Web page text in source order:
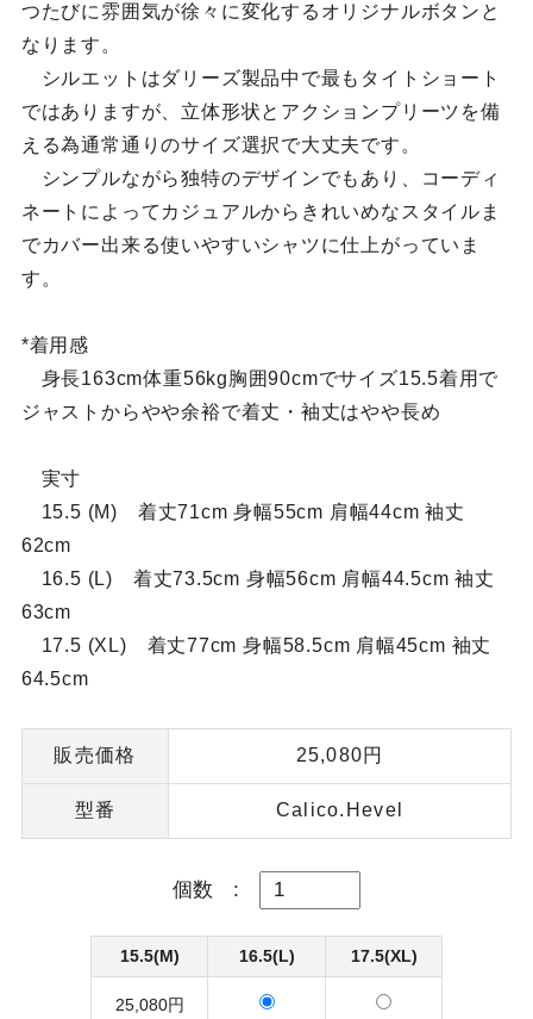
つたびに雰囲気が徐々に変化するオリジナルボタンと
なります。
シルエットはダリーズ製品中で最もタイトショート
ではありますが、立体形状とアクションプリーツを備
える為通常通りのサイズ選択で大丈夫です。
シンプルながら独特のデザインでもあり、コーディ
ネートによってカジュアルからきれいめなスタイルま
でカバー出来る使いやすいシャツに仕上がっていま
す。
*着用感
身長163cm体重56kg胸囲90cmでサイズ15.5着用で
ジャストからやや余裕で着丈・袖丈はやや長め
実寸
15.5 (M) 着丈71cm 身幅55cm 肩幅44cm 袖丈
62cm
16.5 (L) 着丈73.5cm 身幅56cm 肩幅44.5cm 袖丈
63cm
17.5 (XL) 着丈77cm 身幅58.5cm 肩幅45cm 袖丈
64.5cm
販売価格 25,080円
型番 Calico.Hevel
個数 :
15.5(M) 16.5(L) 17.5(XL)
25,080円